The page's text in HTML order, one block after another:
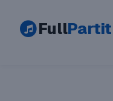
Full